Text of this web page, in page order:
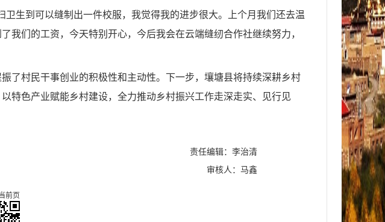
生到可以缝制出一件校服，我觉得我的进步很大。上个月我们还去温
们的工资，今天特别开心，今后我会在云端缝纫合作社继续努力，
了村民干事创业的积极性和主动性。下一步，壤塘县将持续深耕乡村
特色产业赋能乡村建设，全力推动乡村振兴工作走深走实、见行见
责任编辑：李治清
审核人：马鑫
前页